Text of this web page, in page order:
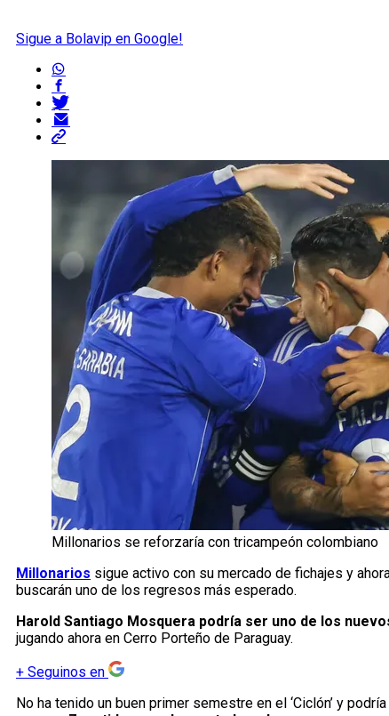
Sigue a Bolavip en Google!
Millonarios se reforzaría con tricampeón colombiano
Millonarios sigue activo con su mercado de fichajes y
buscarán uno de los regresos más esperado.
Harold Santiago Mosquera podría ser uno de los
jugando ahora en Cerro Porteño de Paraguay.
+ Seguinos en
No ha tenido un buen primer semestre en el ‘Ciclón’ y